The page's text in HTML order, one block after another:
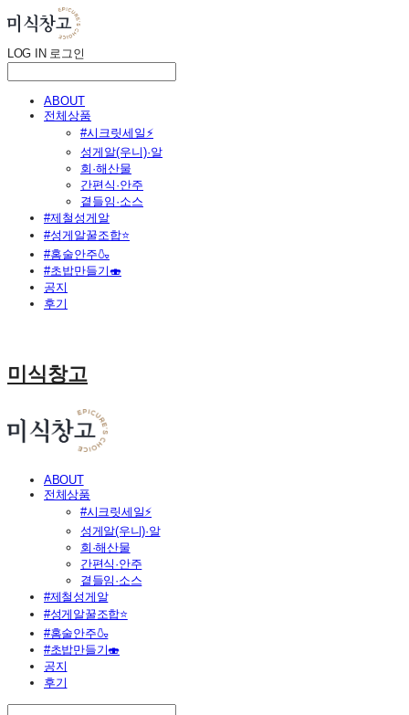
LOG IN 로그인
ABOUT
전체상품
#시크릿세일⚡
성게알(우니)·알
회·해산물
간편식·안주
곁들임·소스
#제철성게알
#성게알꿀조합⭐
#홈술안주🍶
#초밥만들기🍣
공지
후기
미식창고
ABOUT
전체상품
#시크릿세일⚡
성게알(우니)·알
회·해산물
간편식·안주
곁들임·소스
#제철성게알
#성게알꿀조합⭐
#홈술안주🍶
#초밥만들기🍣
공지
후기